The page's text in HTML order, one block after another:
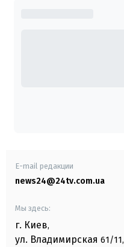
E-mail редакции
news24@24tv.com.ua
Мы здесь:
г. Киев,
ул. Владимирская 61/11,